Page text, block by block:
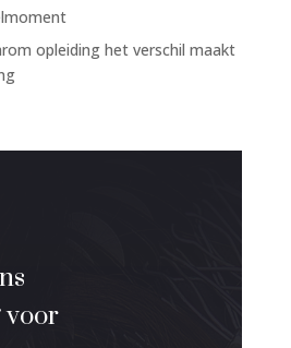
opleiding het verschil maakt
voor